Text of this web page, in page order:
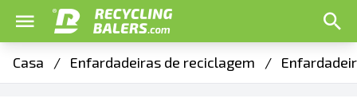
Casa / Enfardadeiras de reciclagem /